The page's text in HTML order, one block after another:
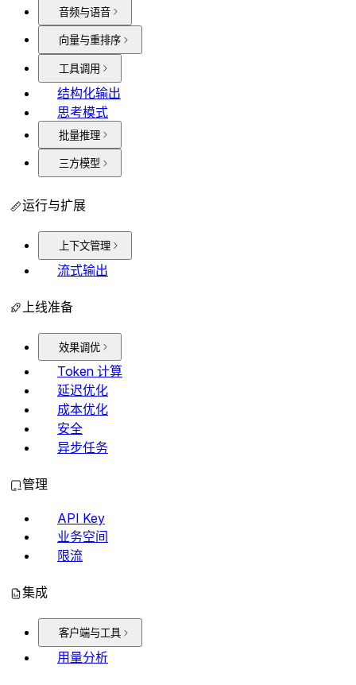
音频与语音
向量与重排序
工具调用
结构化输出
思考模式
批量推理
三方模型
运行与扩展
上下文管理
流式输出
上线准备
效果调优
Token 计算
延迟优化
成本优化
安全
异步任务
管理
API Key
业务空间
限流
集成
客户端与工具
用量分析